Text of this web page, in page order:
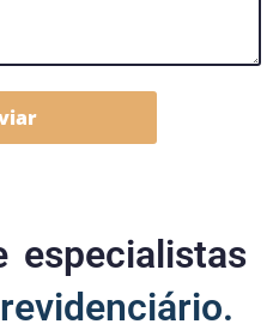
especialistas